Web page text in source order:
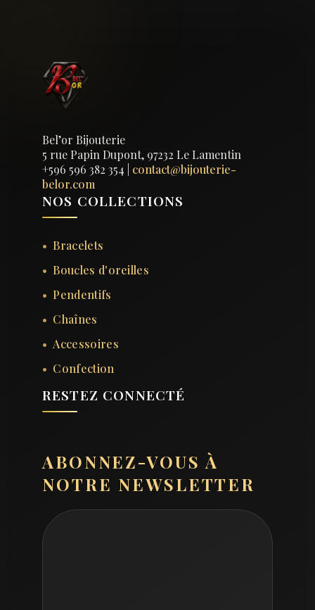
Bel’or Bijouterie
5 rue Papin Dupont, 97232 Le Lamentin
+596 596 382 354
contact@bijouterie-
belor.com
NOS COLLECTIONS
Bracelets
Boucles d'oreilles
Pendentifs
Chaînes
Accessoires
Confection
RESTEZ CONNECTÉ
ABONNEZ-VOUS À
NOTRE NEWSLETTER